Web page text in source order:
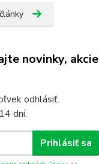
novinky, akcie
odhlásiť.
dní.
Prihlásiť sa